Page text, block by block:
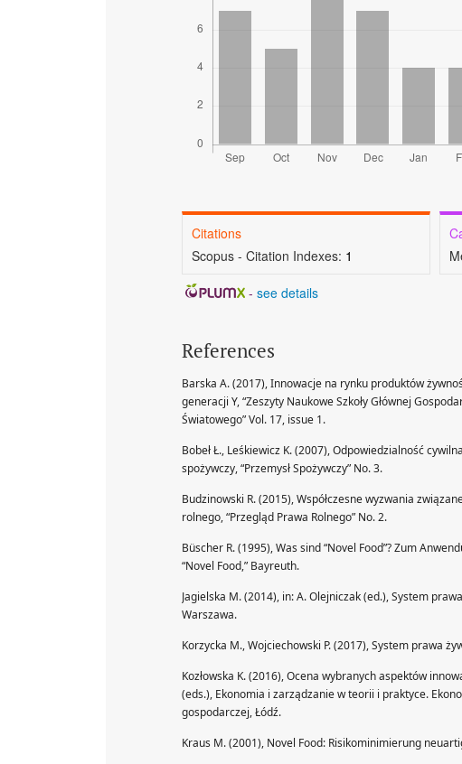
Citations
Scopus - Citation Indexes: 1
- see details
References
Barska A. (2017), Innowacje na rynku produktów
generacji Y, “Zeszyty Naukowe Szkoły Głównej
Światowego” Vol. 17, issue 1.
Bobeł Ł., Leśkiewicz K. (2007), Odpowiedzialność
spożywczy, “Przemysł Spożywczy” No. 3.
Budzinowski R. (2015), Współczesne wyzwania
rolnego, “Przegląd Prawa Rolnego” No. 2.
Büscher R. (1995), Was sind “Novel Food”? Zum
“Novel Food,” Bayreuth.
Jagielska M. (2014), in: A. Olejniczak (ed.), System
Warszawa.
Korzycka M., Wojciechowski P. (2017), System prawa
Kozłowska K. (2016), Ocena wybranych aspektów
(eds.), Ekonomia i zarządzanie w teorii i praktyce.
gospodarczej, Łódź.
Kraus M. (2001), Novel Food: Risikominimierung